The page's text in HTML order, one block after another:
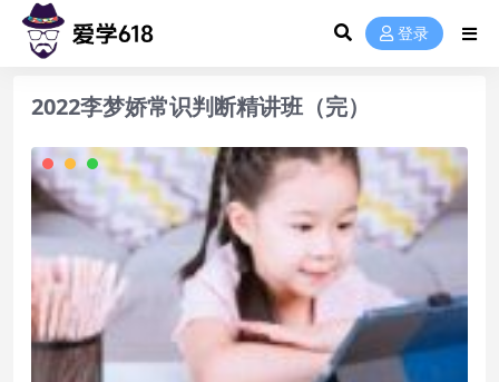
登录
2022李梦娇常识判断精讲班（完）